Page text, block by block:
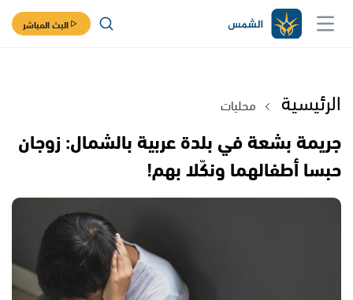
البث المباشر
الرئيسية محليات
جريمة بشعة في بلدة عربية بالشمال: زوجان
حبسا أطفالهما ونكّلا بهم!